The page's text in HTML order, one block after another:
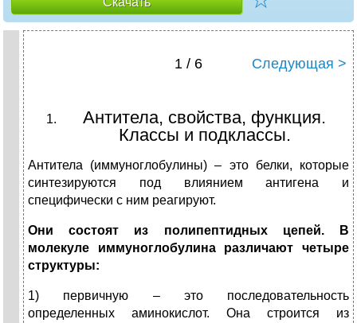
1 / 6 Следующая >
Антитела, свойства, функция.
Классы и подклассы.
Антитела (иммуноглобулины) – это белки, которые
синтезируются под влиянием антигена и
специфически с ним реагируют.
Они состоят из полипептидных цепей. В
молекуле иммуноглобулина различают четыре
структуры:
1) первичную – это последовательность
определенных аминокислот. Она строится из